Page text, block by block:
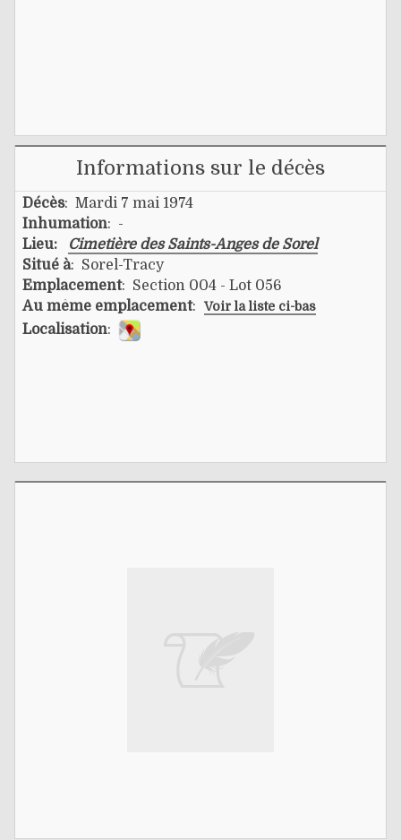
Informations sur le décès
Décès: Mardi 7 mai 1974
Inhumation: -
Lieu:
Cimetière des Saints-Anges de Sorel
Situé à: Sorel-Tracy
Emplacement: Section 004 - Lot 056
Au même emplacement: Voir la liste ci-bas
Localisation: